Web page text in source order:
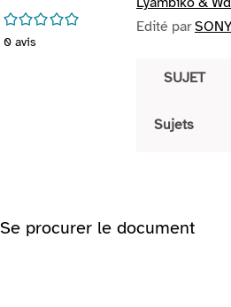
/5
0 avis
Edité par
SUJET
Sujets
Se procurer le document